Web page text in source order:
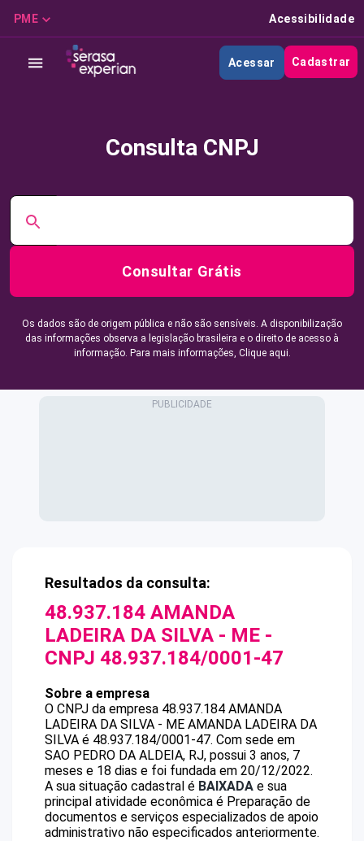
PME Acessibilidade
Acessar Cadastrar
Consulta CNPJ
Consultar Grátis
Os dados são de origem pública e não são sensíveis. A disponibilização
das informações observa a legislação brasileira e o direito de acesso à
informação. Para mais informações, Clique aqui.
Resultados da consulta:
48.937.184 AMANDA
LADEIRA DA SILVA - ME -
CNPJ 48.937.184/0001-47
Sobre a empresa
O CNPJ da empresa 48.937.184 AMANDA
LADEIRA DA SILVA - ME AMANDA LADEIRA DA
SILVA é 48.937.184/0001-47. Com sede em
SAO PEDRO DA ALDEIA, RJ, possui 3 anos, 7
meses e 18 dias e foi fundada em 20/12/2022.
A sua situação cadastral é BAIXADA e sua
principal atividade econômica é Preparação de
documentos e serviços especializados de apoio
administrativo não especificados anteriormente.